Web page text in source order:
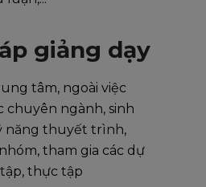
giảng dạy
tâm, ngoài việc
ngành, sinh
năng thuyết trình,
tham gia các dự
thực tập